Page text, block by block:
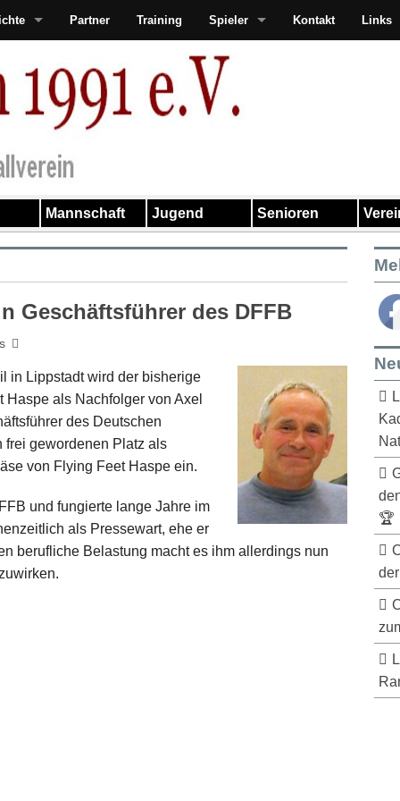
Partner Training Spieler Kontakt Links
Mannschaft Jugend Senioren
Geschäftsführer des DFFB
in Lippstadt wird der bisherige
als Nachfolger von Axel
des Deutschen
gewordenen Platz als
von Flying Feet Haspe ein.
und fungierte lange Jahre im
als Pressewart, ehe er
berufliche Belastung macht es ihm allerdings nun
🏆